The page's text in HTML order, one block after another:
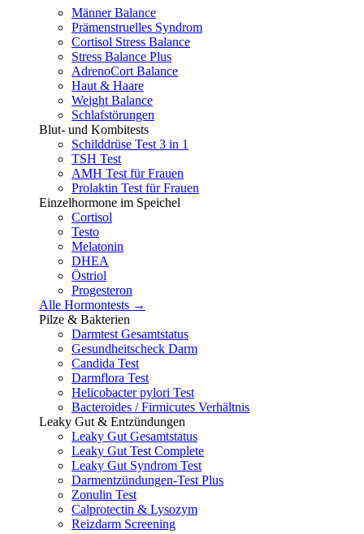
Männer Balance
Prämenstruelles Syndrom
Cortisol Stress Balance
Stress Balance Plus
AdrenoCort Balance
Haut & Haare
Weight Balance
Schlafstörungen
Blut- und Kombitests
Schilddrüse Test 3 in 1
TSH Test
AMH Test für Frauen
Prolaktin Test für Frauen
Einzelhormone im Speichel
Cortisol
Testo
Melatonin
DHEA
Östriol
Progesteron
Alle Hormontests →
Pilze & Bakterien
Darmtest Gesamtstatus
Gesundheitscheck Darm
Candida Test
Darmflora Test
Helicobacter pylori Test
Bacteroides / Firmicutes Verhältnis
Leaky Gut & Entzündungen
Leaky Gut Gesamtstatus
Leaky Gut Test Complete
Leaky Gut Syndrom Test
Darmentzündungen-Test Plus
Zonulin Test
Calprotectin & Lysozym
Reizdarm Screening